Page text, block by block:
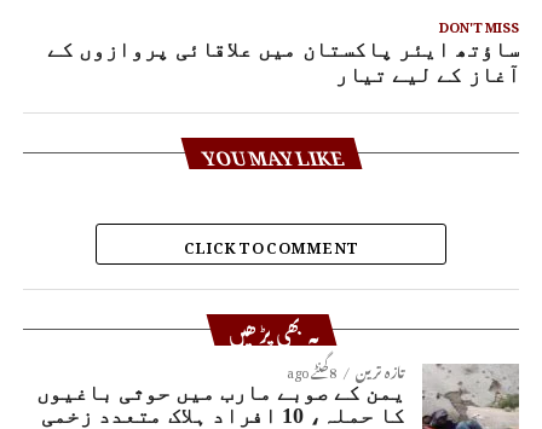
DON'T MISS
ساؤتھ ایئر پاکستان میں علاقائی پروازوں کے
آغاز کے لیے تیار
YOU MAY LIKE
CLICK TO COMMENT
یہ بھی پڑھیں
تازہ ترین 8 گھنٹے ago
یمن کے صوبے مارب میں حوثی باغیوں
کا حملہ، 10 افراد ہلاک متعدد زخمی